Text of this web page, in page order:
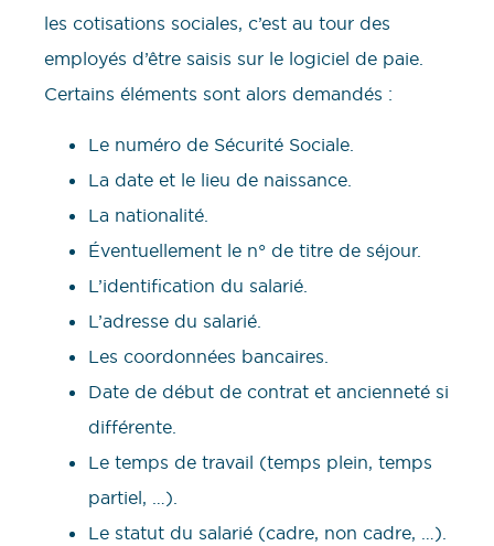
les cotisations sociales, c’est au tour des
employés d’être saisis sur le logiciel de paie.
Certains éléments sont alors demandés :
Le numéro de Sécurité Sociale.
La date et le lieu de naissance.
La nationalité.
Éventuellement le n° de titre de séjour.
L’identification du salarié.
L’adresse du salarié.
Les coordonnées bancaires.
Date de début de contrat et ancienneté si
différente.
Le temps de travail (temps plein, temps
partiel, …).
Le statut du salarié (cadre, non cadre, …).